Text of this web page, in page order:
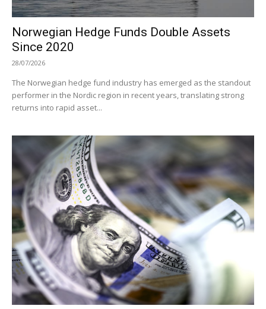
Norwegian Hedge Funds Double Assets
Since 2020
28/07/2026
The Norwegian hedge fund industry has emerged as the standout
performer in the Nordic region in recent years, translating strong
returns into rapid asset...